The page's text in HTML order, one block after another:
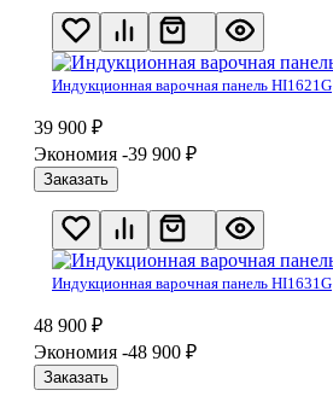
Индукционная варочная панель HI1621G
39 900 ₽
Экономия -39 900 ₽
Заказать
Индукционная варочная панель HI1631G
48 900 ₽
Экономия -48 900 ₽
Заказать